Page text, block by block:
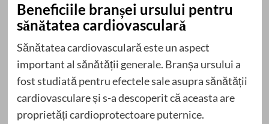
Beneficiile branșei ursului pentru
sănătatea cardiovasculară
Sănătatea cardiovasculară este un aspect
important al sănătății generale. Branșa ursului a
fost studiată pentru efectele sale asupra sănătății
cardiovasculare și s-a descoperit că aceasta are
proprietăți cardioprotectoare puternice.